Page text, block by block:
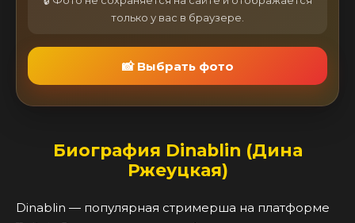
только у вас в браузере.
📸 Выбрать фото
Биография Dinablin (Дина
Ржеуцкая)
Dinablin — популярная стримерша на платформе